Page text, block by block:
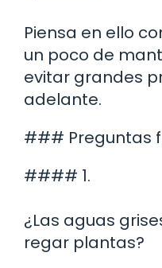
Piensa en ello
un poco de
evitar grandes
adelante.
### Preguntas
#### 1.
¿Las aguas
regar plantas?